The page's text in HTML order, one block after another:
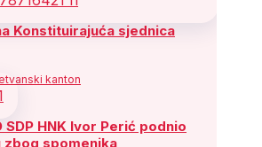
Konstituirajuća sjednica
kanton
SDP HNK Ivor Perić podnio
spomenika